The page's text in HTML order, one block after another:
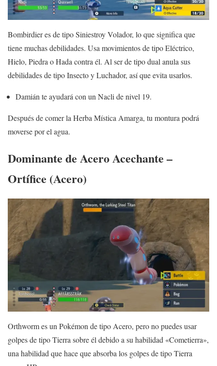
Bombirdier es de tipo Siniestroy Volador, lo que significa que
tiene muchas debilidades. Usa movimientos de tipo Eléctrico,
Hielo, Piedra o Hada contra él. Al ser de tipo dual anula sus
debilidades de tipo Insecto y Luchador, así que evita usarlos.
Damián te ayudará con un Nacli de nivel 19.
Después de comer la Herba Mística Amarga, tu montura podrá
moverse por el agua.
Dominante de Acero Acechante –
Ortífice (Acero)
Orthworm es un Pokémon de tipo Acero, pero no puedes usar
golpes de tipo Tierra sobre él debido a su habilidad «Cometierra»,
una habilidad que hace que absorba los golpes de tipo Tierra